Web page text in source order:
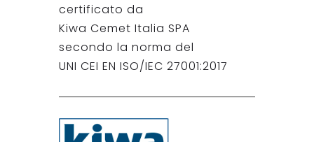
certificato da
Kiwa Cemet Italia SPA
secondo la norma del
UNI CEI EN ISO/IEC 27001:2017